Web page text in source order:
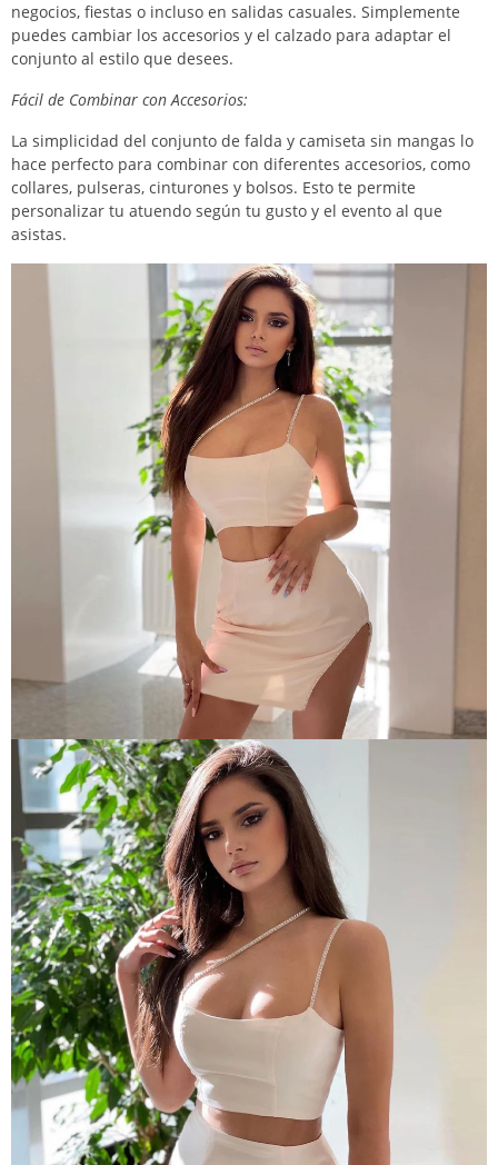
negocios, fiestas o incluso en salidas casuales. Simplemente
puedes cambiar los accesorios y el calzado para adaptar el
conjunto al estilo que desees.
Fácil de Combinar con Accesorios:
La simplicidad del conjunto de falda y camiseta sin mangas lo
hace perfecto para combinar con diferentes accesorios, como
collares, pulseras, cinturones y bolsos. Esto te permite
personalizar tu atuendo según tu gusto y el evento al que
asistas.